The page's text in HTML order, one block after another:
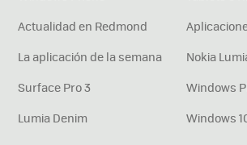
Actualidad en Redmond
La aplicación de la semana
Nokia
Surface Pro 3
Windows
Lumia Denim
Windows